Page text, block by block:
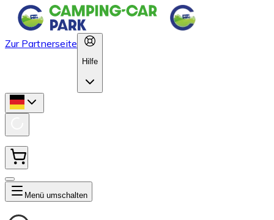
Zur Partnerseite
Hilfe
Menü umschalten